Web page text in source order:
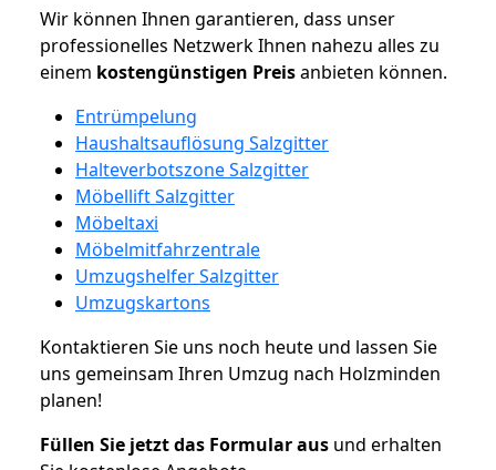
Wir können Ihnen garantieren, dass unser
professionelles Netzwerk Ihnen nahezu alles zu
einem kostengünstigen Preisanbieten können.
Entrümpelung
Haushaltsauflösung Salzgitter
Halteverbotszone Salzgitter
Möbellift Salzgitter
Möbeltaxi
Möbelmitfahrzentrale
Umzugshelfer Salzgitter
Umzugskartons
Kontaktieren Sie uns noch heute und lassen Sie
uns gemeinsam Ihren Umzug nach Holzminden
planen!
Füllen Sie jetzt das Formular aus und erhalten